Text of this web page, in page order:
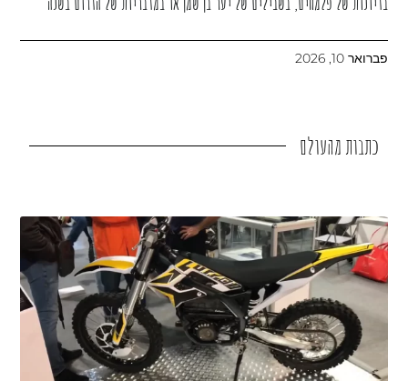
פברואר 10, 2026
כתבותמהעולם